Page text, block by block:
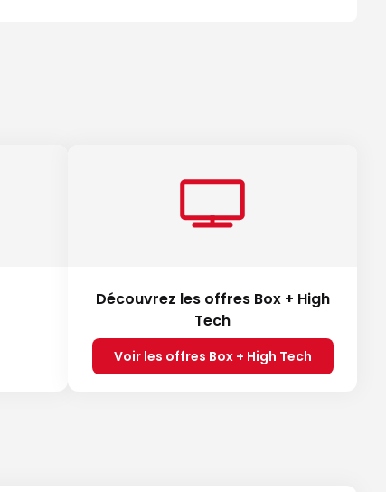
Découvrez les offres Box + High
Tech
Voir les offres Box + High Tech